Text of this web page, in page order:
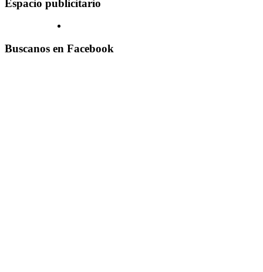
Espacio publicitario
Buscanos en Facebook